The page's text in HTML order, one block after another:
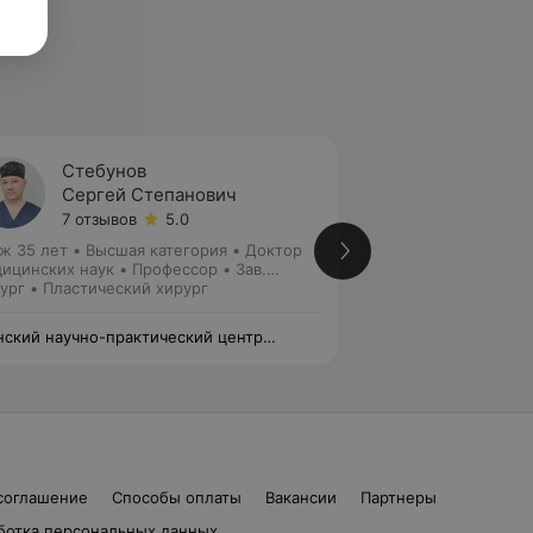
Стебунов
Сергей Степанович
7 отзывов
5.0
35 лет • Высшая категория • Доктор
наук • Профессор • Зав.
• Пластический хирург
научно-практический центр
Способы оплаты Вакансии
Партнеры